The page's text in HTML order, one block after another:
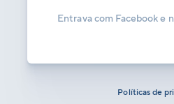
Entrava com Facebook e
Políticas de